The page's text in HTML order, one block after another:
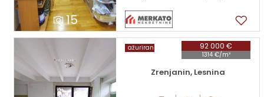
15
92 000 €
1314 €/m²
ažuriran
Zrenjanin, Lesnina